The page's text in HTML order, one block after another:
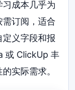
成本几乎为
订阅，适合
义字段和报
或 ClickUp 丰
实际需求。